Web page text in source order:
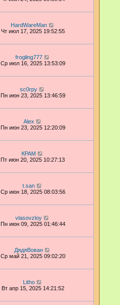
HardWareMan
Чт июл 17, 2025 19:52:55
frogling777
Ср июл 16, 2025 13:53:09
sc0rpy
Пн июн 23, 2025 13:46:59
Аlex
Пн июн 23, 2025 12:20:09
КРАМ
Пт июн 20, 2025 10:27:13
t.san
Ср июн 18, 2025 08:03:56
vlasovzloy
Пн июн 09, 2025 01:46:44
ДядяВован
Ср май 21, 2025 09:02:20
Litho
Вт апр 15, 2025 14:21:52